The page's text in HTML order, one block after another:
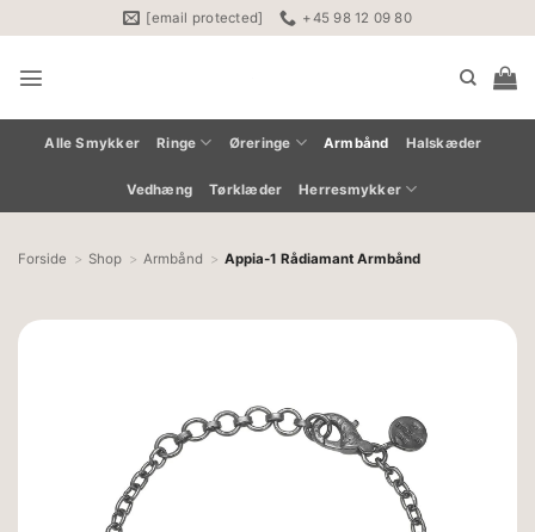
til
indhold
[email protected] +45 98 12 09 80
Alle Smykker Ringe Øreringe Armbånd Halskæder
Vedhæng Tørklæder Herresmykker
Forside Shop Armbånd Appia-1 Rådiamant Armbånd